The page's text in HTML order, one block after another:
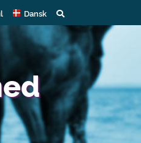
Dansk